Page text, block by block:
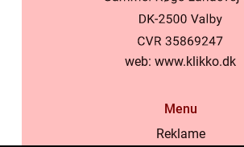
web: www.klikko.dk
Menu
Reklame